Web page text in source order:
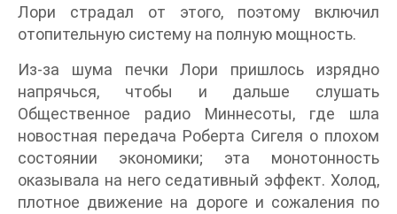
Лори страдал от этого, поэтому включил
отопительную систему на полную мощность.
Из-за шума печки Лори пришлось изрядно
напрячься, чтобы и дальше слушать
Общественное радио Миннесоты, где шла
новостная передача Роберта Сигеля о плохом
состоянии экономики; эта монотонность
оказывала на него седативный эффект. Холод,
плотное движение на дороге и сожаления по